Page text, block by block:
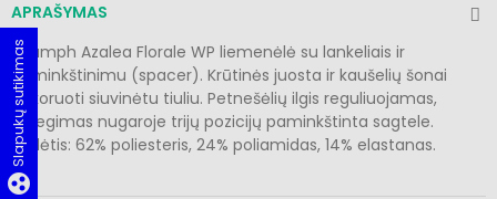
APRAŠYMAS
Triumph Azalea Florale WP liemenėlė su lankeliais ir
paminkštinimu (spacer). Krūtinės juosta ir kaušelių šonai
dekoruoti siuvinėtu tiuliu. Petnešėlių ilgis reguliuojamas,
užsegimas nugaroje trijų pozicijų paminkštinta sagtele.
Sudėtis: 62% poliesteris, 24% poliamidas, 14% elastanas.
group_work
Slapukų sutikimas